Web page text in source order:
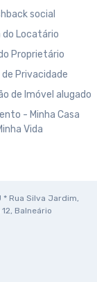
social
do Locatário
Proprietário
de Privacidade
de Imóvel alugado
- Minha Casa
Vida
Rua Silva Jardim,
Balneário